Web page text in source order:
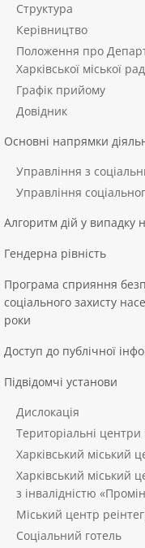
Структура
Керівництво
Положення про
Харківської міської
Графік прийому
Довідник
Основні напрямки
Управління з
Управління
Алгоритм дій у випадку
Гендерна рівність
Програма сприяння
соціального захисту
роки
Доступ до публічної
Підвідомчі установи
Дислокація
Територіальні
Харківський міський
Харківський міський
з інвалідністю
Міський центр
Соціальний готель